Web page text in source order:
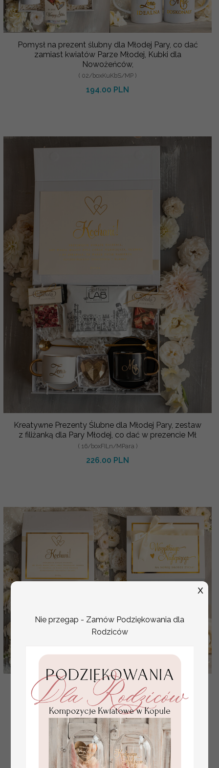
Pomysł na prezent ślubny dla Młodej Pary, co dać
zamiast kwiatów Parze Młodej, Kubki dla
Nowożeńców,
( 02/boxKuKbS/MP )
194.00 PLN
Kreatywne Prezenty Ślubne dla Młodej Pary, zestaw
z filiżanką dla Pary Młodej, co dać w prezencie Mł
( 16/boxFILn/MPara )
226.00 PLN
Pomysł na prezent ślubny dla Młodej Pary, co dać
zamiast kwiatów Parze Młodej, Kubki dla
Nowożeńców,
( 01/boxKuKb/MP )
209.00 PLN
Nie przegap - Zamów Podziękowania dla
Rodziców
X